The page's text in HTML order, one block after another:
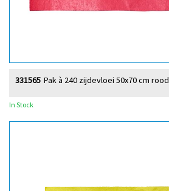
Pak à 240 zijdevloei 50x70 cm rood
331565
In Stock